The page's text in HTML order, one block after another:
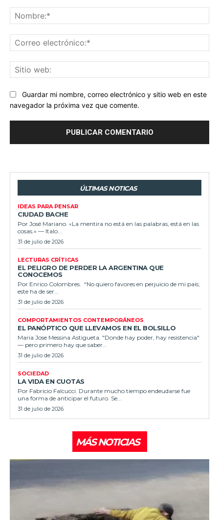
Guardar mi nombre, correo electrónico y sitio web en este
navegador la próxima vez que comente.
ÚLTIMAS NOTICAS
IDEAS PARA PENSAR
CIUDAD BACHE
Por José Mariano. «La mentira no está en las palabras, está en las
cosas.» — Italo...
31 de julio de 2026
LECTURAS CRÍTICAS
EL PELIGRO DE PERDER LA ARGENTINA QUE
CONOCEMOS
Por Enrico Colombres. “No quiero favores en perjuicio de mi país;
este ha de ser...
31 de julio de 2026
COMPORTAMIENTOS CONTEMPORÁNEOS
EL PANÓPTICO QUE LLEVAMOS EN EL BOLSILLO
Maria Jose Messina Astigueta. "Donde hay poder, hay resistencia"
— pero primero hay que saber...
31 de julio de 2026
SOCIEDAD
LA VIDA EN CUOTAS
Por Fabricio Falcucci. Durante mucho tiempo endeudarse fue
una forma de anticipar el futuro. Se...
31 de julio de 2026
MÁS NOTICIAS